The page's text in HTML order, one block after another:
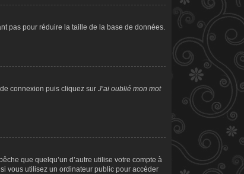
pas pour réduire la taille de la base de données.
connexion puis cliquez sur J’ai oublié mon mot
que quelqu’un d’autre utilise votre compte à
vous utilisez un ordinateur public pour accéder